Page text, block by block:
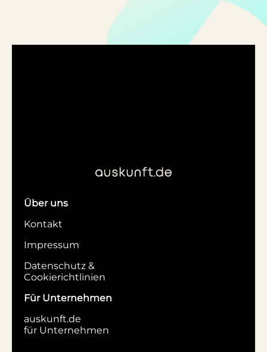
Über uns
Kontakt
Impressum
Datenschutz &
Cookierichtlinien
Für Unternehmen
auskunft.de
für Unternehmen